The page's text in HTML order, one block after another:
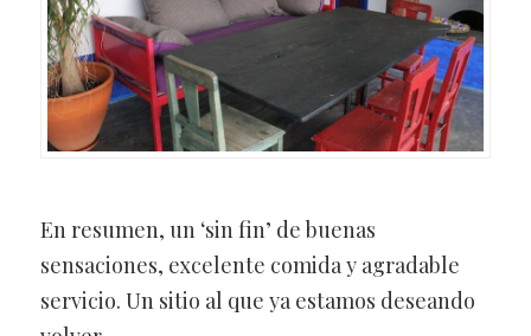
En resumen, un ‘sin fin’ de buenas
sensaciones, excelente comida y agradable
servicio. Un sitio al que ya estamos deseando